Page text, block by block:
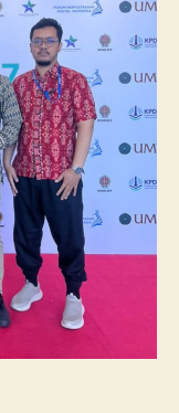
Juara
Lomba
Poster
Ilmiah
Nasional
di
KPDI
XVII